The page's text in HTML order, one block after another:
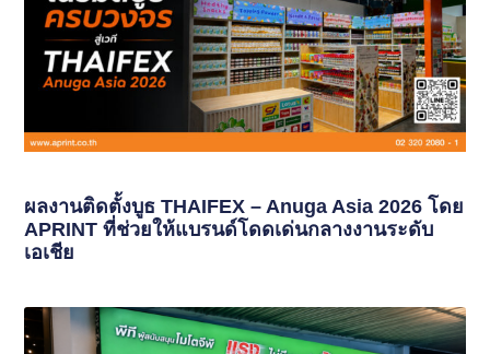
ผลงานติดตั้งบูธ THAIFEX – Anuga Asia 2026 โดย
APRINT ที่ช่วยให้แบรนด์โดดเด่นกลางงานระดับ
เอเชีย